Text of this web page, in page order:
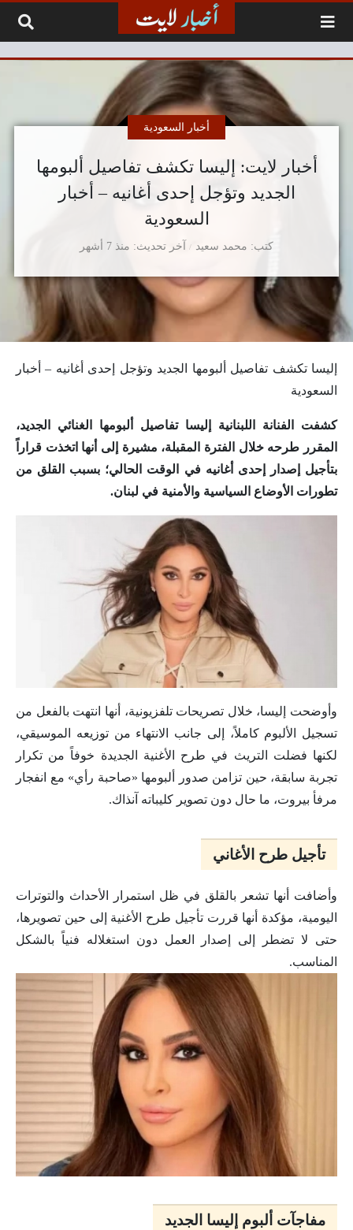
أخبار لايت: إليسا تكشف تفاصيل ألبومها
الجديد وتؤجل إحدى أغانيه – أخبار
السعودية
كتب محمد سعيد
أخبار السعودية
آخر تحديث منذ 7 أشهر
إليسا تكشف تفاصيل ألبومها الجديد وتؤجل إحدى أغانيه – أخبار
السعودية
كشفت الفنانة اللبنانية إليسا تفاصيل ألبومها الغنائي الجديد،
المقرر طرحه خلال الفترة المقبلة، مشيرة إلى أنها اتخذت قراراً
بتأجيل إصدار إحدى أغانيه في الوقت الحالي؛ بسبب القلق من
تطورات الأوضاع السياسية والأمنية في لبنان.
وأوضحت إليسا، خلال تصريحات تلفزيونية، أنها انتهت بالفعل من
تسجيل الألبوم كاملاً، إلى جانب الانتهاء من توزيعه الموسيقي،
لكنها فضلت التريث في طرح الأغنية الجديدة خوفاً من تكرار
تجربة سابقة، حين تزامن صدور ألبومها «صاحبة رأي» مع انفجار
مرفأ بيروت، ما حال دون تصوير كليباته آنذاك.
تأجيل طرح الأغاني
وأضافت أنها تشعر بالقلق في ظل استمرار الأحداث والتوترات
اليومية، مؤكدة أنها قررت تأجيل طرح الأغنية إلى حين تصويرها،
حتى لا تضطر إلى إصدار العمل دون استغلاله فنياً بالشكل
المناسب.
مفاجآت ألبوم إليسا الجديد